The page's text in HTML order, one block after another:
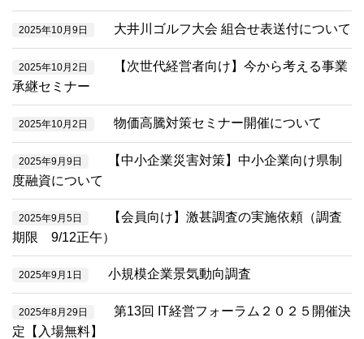
2025年10月9日 大井川ゴルフ大会 組合せ表送付について
2025年10月2日
【次世代経営者向け】今から考える事業
承継セミナー
2025年10月2日 物価高騰対策セミナー開催について
2025年9月9日
【中小企業災害対策】中小企業向け県制
度融資について
2025年9月5日
【会員向け】激甚調査の実施依頼（調査
期限 9/12正午）
2025年9月1日 小規模企業景気動向調査
2025年8月29日
第13回 IT経営フォーラム２０２５開催決
定【入場無料】